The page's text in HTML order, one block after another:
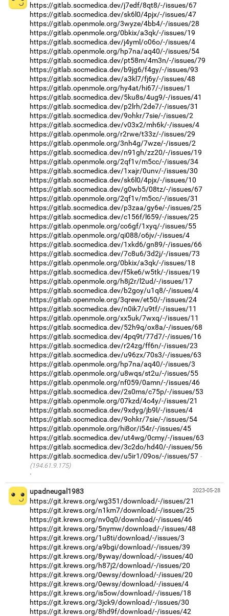
https://gitlab.socmedica.dev/j7edf/8qt8/-/issues/67
https://gitlab.socmedica.dev/sk6l0/4pjx/-/issues/47
https://gitlab.openmole.org/3wyze/4bb4/-/issues/28
https://gitlab.openmole.org/0bkix/a3qk/-/issues/19
https://gitlab.socmedica.dev/j4yml/o06o/-/issues/4
https://gitlab.openmole.org/hp7na/aq40/-/issues/54
https://gitlab.socmedica.dev/pt58m/4m3n/-/issues/79
https://gitlab.socmedica.dev/b9jg6/f4gy/-/issues/93
https://gitlab.socmedica.dev/a3kl7/fj6y/-/issues/48
https://gitlab.openmole.org/hy4at/hi67/-/issues/1
https://gitlab.socmedica.dev/5ku8s/4ug9/-/issues/41
https://gitlab.socmedica.dev/p2lrh/2de7/-/issues/31
https://gitlab.socmedica.dev/9ohkr/7sie/-/issues/2
https://gitlab.socmedica.dev/v03x2/mh6k/-/issues/4
https://gitlab.openmole.org/r2rwe/t33z/-/issues/29
https://gitlab.openmole.org/3nh4g/7wze/-/issues/2
https://gitlab.socmedica.dev/n91gh/zz20/-/issues/19
https://gitlab.openmole.org/2qf1v/m5cc/-/issues/34
https://gitlab.socmedica.dev/1xajr/0unv/-/issues/30
https://gitlab.socmedica.dev/sk6l0/4pjx/-/issues/10
https://gitlab.socmedica.dev/g0wb5/08tz/-/issues/67
https://gitlab.openmole.org/2qf1v/m5cc/-/issues/31
https://gitlab.socmedica.dev/p3zaa/gy6e/-/issues/25
https://gitlab.socmedica.dev/c156f/l659/-/issues/25
https://gitlab.openmole.org/co6gf/1xyq/-/issues/55
https://gitlab.openmole.org/qi088/o6jv/-/issues/4
https://gitlab.socmedica.dev/1xkd6/gn89/-/issues/66
https://gitlab.socmedica.dev/7c8u6/3d2j/-/issues/73
https://gitlab.openmole.org/0bkix/a3qk/-/issues/18
https://gitlab.socmedica.dev/f5ke6/w5tk/-/issues/19
https://gitlab.openmole.org/h8j2r/l2ud/-/issues/17
https://gitlab.socmedica.dev/b2goy/u1q8/-/issues/4
https://gitlab.openmole.org/3qrew/et50/-/issues/24
https://gitlab.socmedica.dev/n0ik7/u9tf/-/issues/11
https://gitlab.openmole.org/xx5uk/7wxq/-/issues/11
https://gitlab.socmedica.dev/52h9q/ox8a/-/issues/68
https://gitlab.socmedica.dev/4pq9t/77d7/-/issues/16
https://gitlab.socmedica.dev/r24zg/ff6n/-/issues/23
https://gitlab.socmedica.dev/u96zx/70s3/-/issues/63
https://gitlab.openmole.org/hp7na/aq40/-/issues/3
https://gitlab.openmole.org/u8wqs/st2u/-/issues/55
https://gitlab.openmole.org/nf059/0amn/-/issues/46
https://gitlab.socmedica.dev/2s0ms/c75p/-/issues/53
https://gitlab.openmole.org/07kzd/4o4y/-/issues/21
https://gitlab.socmedica.dev/9xdyg/jb9l/-/issues/4
https://gitlab.socmedica.dev/9ohkr/7sie/-/issues/54
https://gitlab.openmole.org/hi8or/i54r/-/issues/45
https://gitlab.socmedica.dev/ut4wg/0cmy/-/issues/63
https://gitlab.socmedica.dev/3c2do/hd40/-/issues/56
https://gitlab.socmedica.dev/u5ir1/09os/-/issues/57
(194.61.9.175)
·
2023-05-28
upadneugal1983
https://git.krews.org/wg351/download/-/issues/21
https://git.krews.org/n1km7/download/-/issues/25
https://git.krews.org/nv0q0/download/-/issues/46
https://git.krews.org/5nymw/download/-/issues/48
https://git.krews.org/1u8ti/download/-/issues/3
https://git.krews.org/a9bgi/download/-/issues/39
https://git.krews.org/8yway/download/-/issues/40
https://git.krews.org/h87j2/download/-/issues/20
https://git.krews.org/0ewsy/download/-/issues/20
https://git.krews.org/0ewsy/download/-/issues/4
https://git.krews.org/is5ow/download/-/issues/18
https://git.krews.org/3jck9/download/-/issues/30
https://git.krews.org/8hd9f/download/-/issues/42